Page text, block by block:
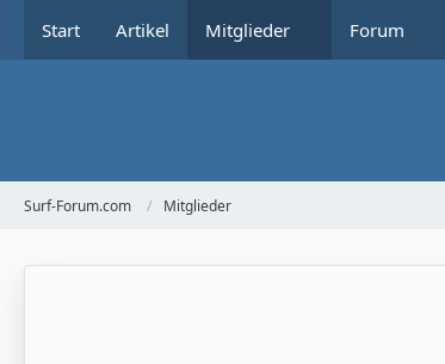
Start Artikel Mitglieder Forum
Surf-Forum.com Mitglieder